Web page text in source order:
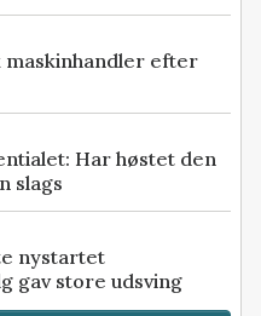
efter
Har høstet den
slags
nystartet
gav store udsving